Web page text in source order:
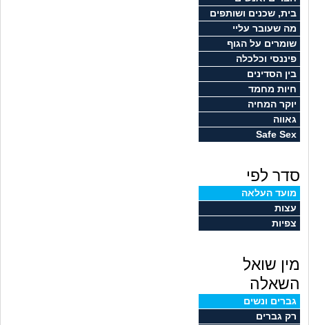
בית, שכנים ושותפים
מה שעובר עליי
שומרים על הגוף
פיננסי וכלכלה
בין הסדינים
חיות מחמד
יוקר המחיה
גאווה
Safe Sex
סדר לפי
מועד העלאה
עצות
צפיות
מין שואל
השאלה
גברים ונשים
רק גברים